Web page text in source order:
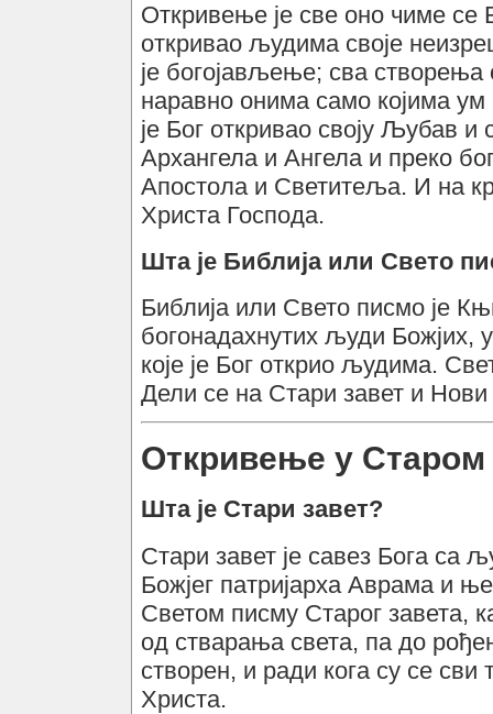
Откривење је све оно чиме се
откривао људима своје
је богојављење; сва створења
наравно онима само којима
је Бог откривао своју Љубав и
Архангела и Ангела и преко
Апостола и Светитеља. И на
Христа Господа.
Шта је Библија или Свето
Библија или Свето писмо је
богонадахнутих људи Божјих,
које је Бог открио људима.
Дели се на Стари завет и Нови
Oткривење у Старом
Шта је Стари завет?
Стари завет је савез Бога са
Божјег патријарха Аврама и
Светом писму Старог завета,
од стварања света, па до
створен, и ради кога су се сви
Христа.